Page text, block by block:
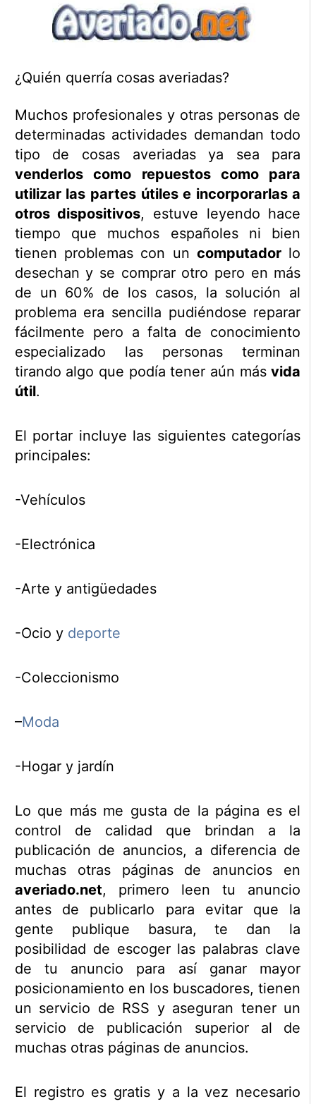
¿Quién querría cosas averiadas?
Muchos profesionales y otras personas de
determinadas actividades demandan todo
tipo de cosas averiadas ya sea para
venderlos como repuestos como para
utilizar las partes útiles e incorporarlas a
otros dispositivos, estuve leyendo hace
tiempo que muchos españoles ni bien
tienen problemas con un computadorlo
desechan y se comprar otro pero en más
de un 60% de los casos, la solución al
problema era sencilla pudiéndose reparar
fácilmente pero a falta de conocimiento
especializado las personas terminan
tirando algo que podía tener aún másvida
útil.
El portar incluye las siguientes categorías
principales:
-Vehículos
-Electrónica
-Arte y antigüedades
-Ocio y deporte
-Coleccionismo
–Moda
-Hogar y jardín
Lo que más me gusta de la página es el
control de calidad que brindan a la
publicación de anuncios, a diferencia de
muchas otras páginas de anuncios en
averiado.net, primero leen tu anuncio
antes de publicarlo para evitar que la
gente publique basura, te dan la
posibilidad de escoger las palabras clave
de tu anuncio para así ganar mayor
posicionamiento en los buscadores, tienen
un servicio de RSS y aseguran tener un
servicio de publicación superior al de
muchas otras páginas de anuncios.
El registro es gratis y a la vez necesario